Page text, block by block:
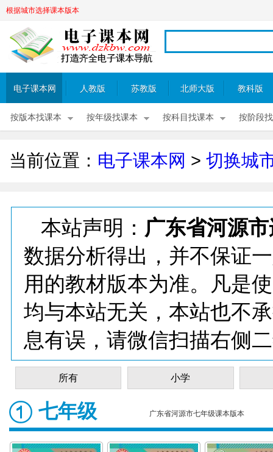
根据城市选择课本版本
电子课本网 人教版 苏教版 北师大版 教科版
按版本找课本 按年级找课本 按科目找课本 按阶段
当前位置： 电子课本网 > 切换城
本站声明： 广东省河源
数据分析得出，并不保证
用的教材版本为准。凡是
均与本站无关，本站也不
息有误，请微信扫描右侧
所有 小学
七年级 广东省河源市七年级课本版本